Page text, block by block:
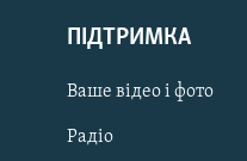
Qırımtatar
ДОЛУЧАЙСЯ!
ПІДТРИМКА
Ваше відео і фото
Радіо